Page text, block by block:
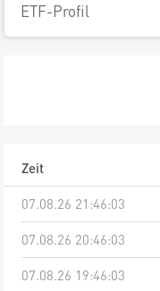
ETF-Profil
Zeit
07.08.26 21:46:03
07.08.26 20:46:03
07.08.26 19:46:03